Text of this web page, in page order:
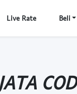
Live Rate Beli